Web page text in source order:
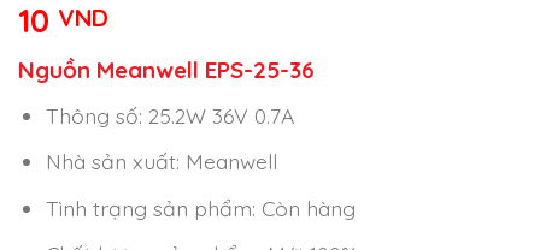
10 VND
Nguồn Meanwell EPS-25-36
Thông số: 25.2W 36V 0.7A
Nhà sản xuất: Meanwell
Tình trạng sản phẩm: Còn hàng